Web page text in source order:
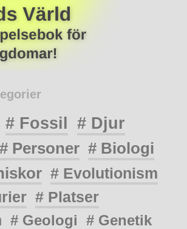
# Fossil # Djur
# Personer # Biologi
# Evolutionism
# Platser
# Geologi # Genetik